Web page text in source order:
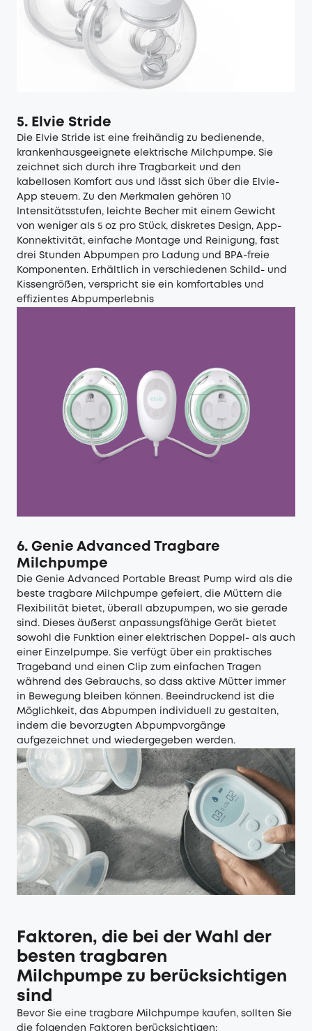
5. Elvie Stride
Die Elvie Stride ist eine freihändig zu bedienende,
krankenhausgeeignete elektrische Milchpumpe. Sie
zeichnet sich durch ihre Tragbarkeit und den
kabellosen Komfort aus und lässt sich über die Elvie-
App steuern. Zu den Merkmalen gehören 10
Intensitätsstufen, leichte Becher mit einem Gewicht
von weniger als 5 oz pro Stück, diskretes Design, App-
Konnektivität, einfache Montage und Reinigung, fast
drei Stunden Abpumpen pro Ladung und BPA-freie
Komponenten. Erhältlich in verschiedenen Schild- und
Kissengrößen, verspricht sie ein komfortables und
effizientes Abpumperlebnis
6. Genie Advanced Tragbare
Milchpumpe
Die Genie Advanced Portable Breast Pump wird als die
beste tragbare Milchpumpe gefeiert, die Müttern die
Flexibilität bietet, überall abzupumpen, wo sie gerade
sind. Dieses äußerst anpassungsfähige Gerät bietet
sowohl die Funktion einer elektrischen Doppel- als auch
einer Einzelpumpe. Sie verfügt über ein praktisches
Trageband und einen Clip zum einfachen Tragen
während des Gebrauchs, so dass aktive Mütter immer
in Bewegung bleiben können. Beeindruckend ist die
Möglichkeit, das Abpumpen individuell zu gestalten,
indem die bevorzugten Abpumpvorgänge
aufgezeichnet und wiedergegeben werden.
Faktoren, die bei der Wahl der
besten tragbaren
Milchpumpe zu berücksichtigen
sind
Bevor Sie eine tragbare Milchpumpe kaufen, sollten Sie
die folgenden Faktoren berücksichtigen: